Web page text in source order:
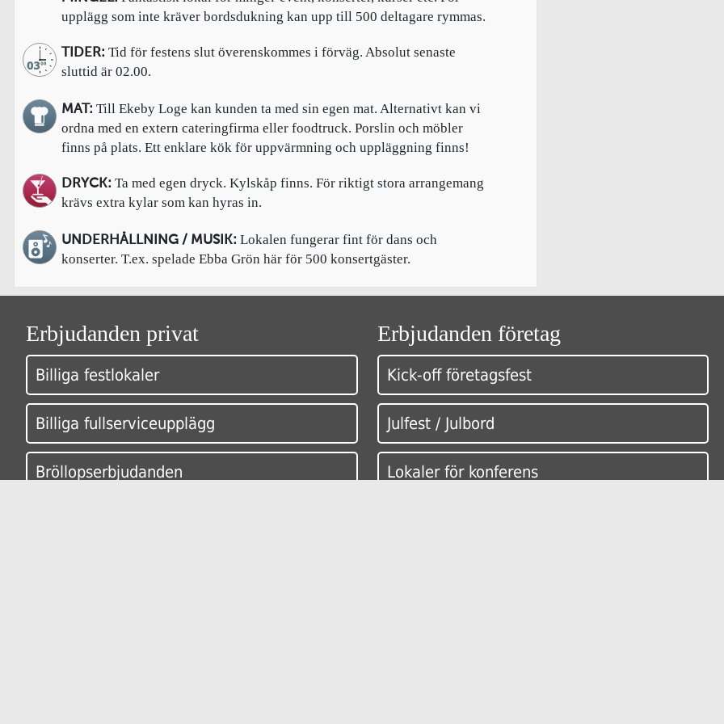
upplägg som inte kräver bordsdukning kan upp till 500 deltagare rymmas.
TIDER:Tid för festens slut överenskommes i förväg. Absolut senaste
sluttid är 02.00.
MAT:Till Ekeby Loge kan kunden ta med sin egen mat. Alternativt kan vi
ordna med en extern cateringfirma eller foodtruck. Porslin och möbler
finns på plats. Ett enklare kök för uppvärmning och uppläggning finns!
DRYCK:Ta med egen dryck. Kylskåp finns. För riktigt stora arrangemang
krävs extra kylar som kan hyras in.
UNDERHÅLLNING / MUSIK:Lokalen fungerar fint för dans och
konserter. T.ex. spelade Ebba Grön här för 500 konsertgäster.
Erbjudanden privat
Billiga festlokaler
Billiga fullserviceupplägg
Bröllopserbjudanden
Erbjudanden företag
Kick-off företagsfest
Julfest / Julbord
Lokaler för konferens